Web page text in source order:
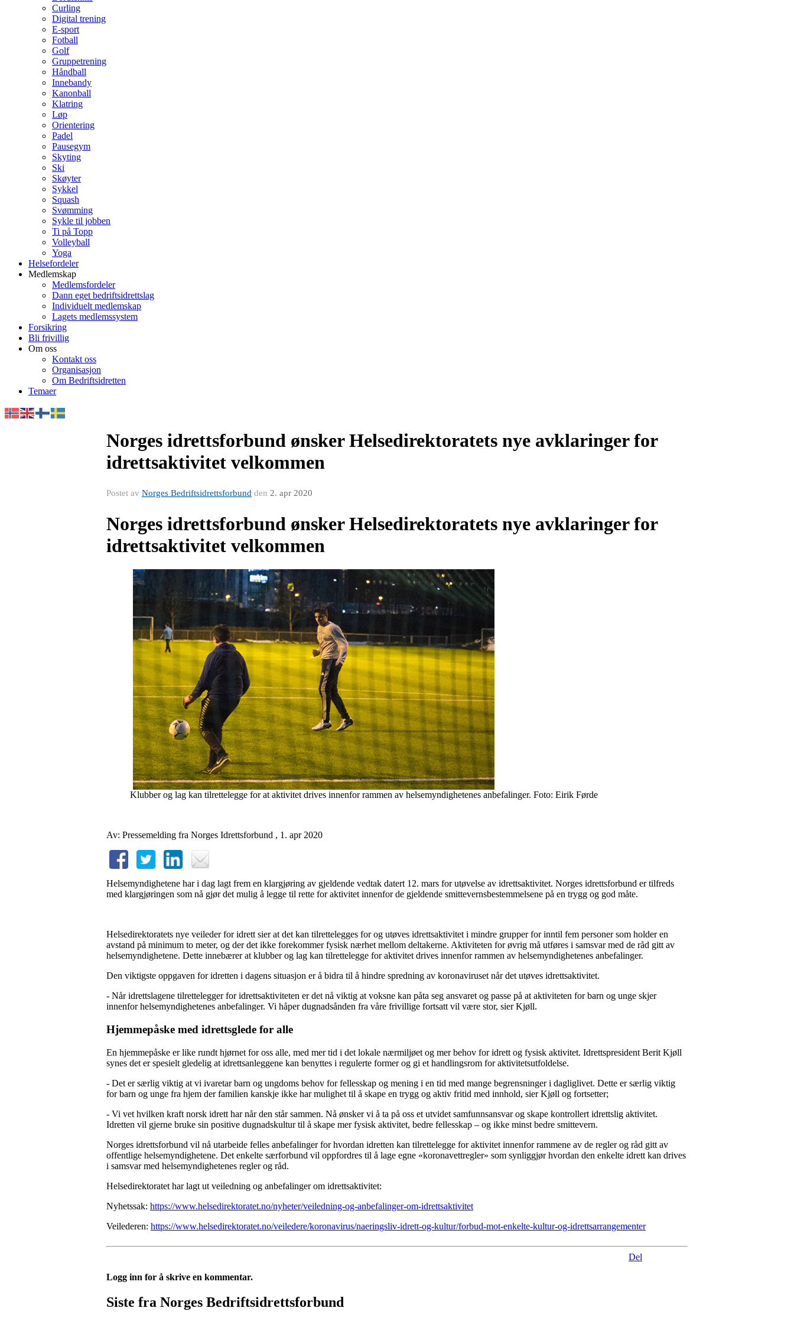
Curling
Digital trening
E-sport
Fotball
Golf
Gruppetrening
Håndball
Innebandy
Kanonball
Klatring
Løp
Orientering
Padel
Pausegym
Skyting
Ski
Skøyter
Sykkel
Squash
Svømming
Sykle til jobben
Ti på Topp
Volleyball
Yoga
Helsefordeler
Medlemskap
Medlemsfordeler
Dann eget bedriftsidrettslag
Individuelt medlemskap
Lagets medlemssystem
Forsikring
Bli frivillig
Om oss
Kontakt oss
Organisasjon
Om Bedriftsidretten
Temaer
Norges idrettsforbund ønsker Helsedirektoratets nye avklaringer for
idrettsaktivitet velkommen
Postet av Norges Bedriftsidrettsforbund den 2. apr 2020
Norges idrettsforbund ønsker Helsedirektoratets nye avklaringer for
idrettsaktivitet velkommen
Klubber og lag kan tilrettelegge for at aktivitet drives innenfor rammen av helsemyndighetenes anbefalinger. Foto: Eirik Førde
Av: Pressemelding fra Norges Idrettsforbund , 1. apr 2020
Helsemyndighetene har i dag lagt frem en klargjøring av gjeldende vedtak datert 12. mars for utøvelse av idrettsaktivitet. Norges idrettsforbund er tilfreds
med klargjøringen som nå gjør det mulig å legge til rette for aktivitet innenfor de gjeldende smittevernsbestemmelsene på en trygg og god måte.
Helsedirektoratets nye veileder for idrett sier at det kan tilrettelegges for og utøves idrettsaktivitet i mindre grupper for inntil fem personer som holder en
avstand på minimum to meter, og der det ikke forekommer fysisk nærhet mellom deltakerne. Aktiviteten for øvrig må utføres i samsvar med de råd gitt av
helsemyndighetene. Dette innebærer at klubber og lag kan tilrettelegge for aktivitet drives innenfor rammen av helsemyndighetenes anbefalinger.
Den viktigste oppgaven for idretten i dagens situasjon er å bidra til å hindre spredning av koronaviruset når det utøves idrettsaktivitet.
- Når idrettslagene tilrettelegger for idrettsaktiviteten er det nå viktig at voksne kan påta seg ansvaret og passe på at aktiviteten for barn og unge skjer
innenfor helsemyndighetenes anbefalinger. Vi håper dugnadsånden fra våre frivillige fortsatt vil være stor, sier Kjøll.
Hjemmepåske med idrettsglede for alle
En hjemmepåske er like rundt hjørnet for oss alle, med mer tid i det lokale nærmiljøet og mer behov for idrett og fysisk aktivitet. Idrettspresident Berit Kjøll
synes det er spesielt gledelig at idrettsanleggene kan benyttes i regulerte former og gi et handlingsrom for aktivitetsutfoldelse.
- Det er særlig viktig at vi ivaretar barn og ungdoms behov for fellesskap og mening i en tid med mange begrensninger i dagliglivet. Dette er særlig viktig
for barn og unge fra hjem der familien kanskje ikke har mulighet til å skape en trygg og aktiv fritid med innhold, sier Kjøll og fortsetter;
- Vi vet hvilken kraft norsk idrett har når den står sammen. Nå ønsker vi å ta på oss et utvidet samfunnsansvar og skape kontrollert idrettslig aktivitet.
Idretten vil gjerne bruke sin positive dugnadskultur til å skape mer fysisk aktivitet, bedre fellesskap – og ikke minst bedre smittevern.
Norges idrettsforbund vil nå utarbeide felles anbefalinger for hvordan idretten kan tilrettelegge for aktivitet innenfor rammene av de regler og råd gitt av
offentlige helsemyndighetene. Det enkelte særforbund vil oppfordres til å lage egne «koronavettregler» som synliggjør hvordan den enkelte idrett kan drives
i samsvar med helsemyndighetenes regler og råd.
Helsedirektoratet har lagt ut veiledning og anbefalinger om idrettsaktivitet:
Nyhetssak: https://www.helsedirektoratet.no/nyheter/veiledning-og-anbefalinger-om-idrettsaktivitet
Veilederen: https://www.helsedirektoratet.no/veiledere/koronavirus/naeringsliv-idrett-og-kultur/forbud-mot-enkelte-kultur-og-idrettsarrangementer
Del
Logg inn for å skrive en kommentar.
Siste fra Norges Bedriftsidrettsforbund